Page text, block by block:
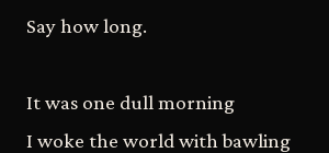
Say how long.
It was one dull morning
I woke the world with bawling